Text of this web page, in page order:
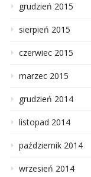
grudzień 2015
sierpień 2015
czerwiec 2015
marzec 2015
grudzień 2014
listopad 2014
październik 2014
wrzesień 2014